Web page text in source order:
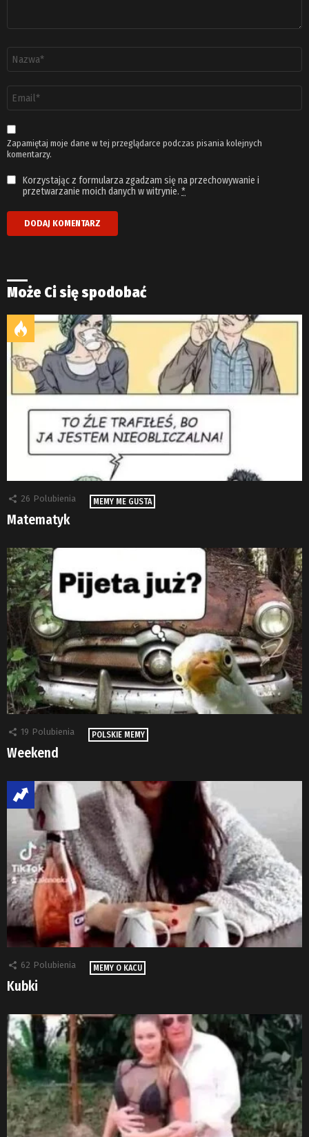
email
*
Zapamiętaj moje dane w tej przeglądarce podczas pisania kolejnych
komentarzy.
Korzystając z formularza zgadzam się na przechowywanie i
przetwarzanie moich danych w witrynie. *
Może Ci się spodobać
26 Polubienia MEMY ME GUSTA
Matematyk
19 Polubienia POLSKIE MEMY
Weekend
62 Polubienia MEMY O KACU
Kubki